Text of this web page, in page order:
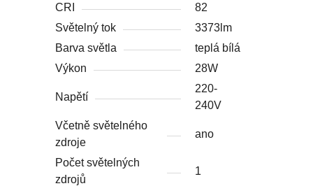
CRI
82
Světelný tok
3373lm
Barva světla
teplá bílá
Výkon
28W
Napětí
220-
240V
Včetně světelného
zdroje
ano
Počet světelných
zdrojů
1